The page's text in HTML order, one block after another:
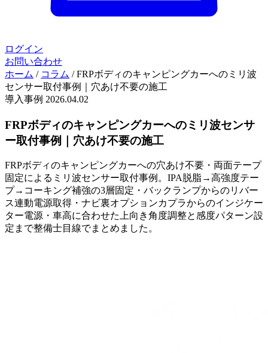
ログイン
お問い合わせ
ホーム / コラム / FRPボディのキャンピングカーへのミリ波
センサー取付事例｜穴あけ不要の施工
導入事例 2026.04.02
FRPボディのキャンピングカーへのミリ波センサ
ー取付事例｜穴あけ不要の施工
FRPボディのキャンピングカーへの穴あけ不要・両面テープ
固定によるミリ波センサー取付事例。IPA脱脂→高強度テー
プ→コーキング補強の3層固定・バックランプからのリバー
ス連動電源取得・ナビ裏オプションカプラからのインジケー
ター電源・車高に合わせた上向き角度調整と感度パターン設
定まで整備士目線でまとめました。